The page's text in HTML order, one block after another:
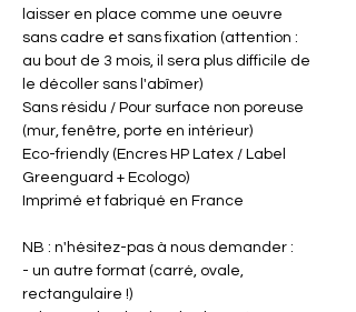
laisser en place comme une oeuvre
sans cadre et sans fixation (attention :
au bout de 3 mois, il sera plus difficile de
le décoller sans l'abîmer)
Sans résidu / Pour surface non poreuse
(mur, fenêtre, porte en intérieur)
Eco-friendly (Encres HP Latex / Label
Greenguard + Ecologo)
Imprimé et fabriqué en France
NB : n'hésitez-pas à nous demander :
- un autre format (carré, ovale,
rectangulaire !)